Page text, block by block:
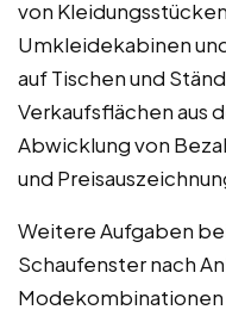
von
Umkleidekabinen
auf Tischen und
Verkaufsflächen aus
Abwicklung von
und
Weitere Aufgaben
Schaufenster nach
Modekombinationen